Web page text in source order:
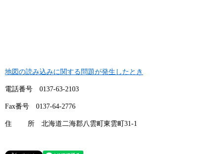
地図の読み込みに関する問題が発生したとき
電話番号 0137‐63‐2103
Fax番号 0137‐64‐2776
住 所 北海道二海郡八雲町東雲町31‐1